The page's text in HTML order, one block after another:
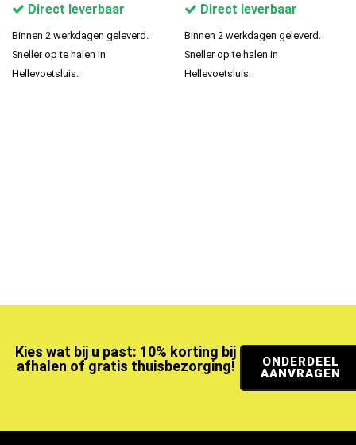
Direct leverbaar
Binnen 2 werkdagen geleverd.
Sneller op te halen in
Hellevoetsluis.
Direct leverbaar
Binnen 2 werkdagen geleverd.
Sneller op te halen in
Hellevoetsluis.
Kies wat bij u past: 10% korting bij
afhalen of gratis thuisbezorging!
ONDERDEEL
AANVRAGEN